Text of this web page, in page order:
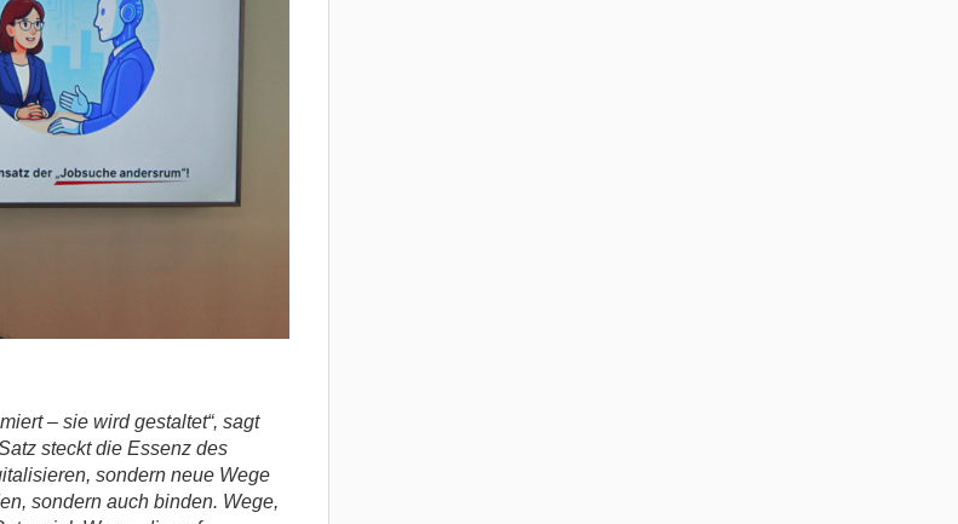
– sie wird gestaltet“, sagt
steckt die Essenz des
sondern neue Wege
sondern auch binden. Wege,